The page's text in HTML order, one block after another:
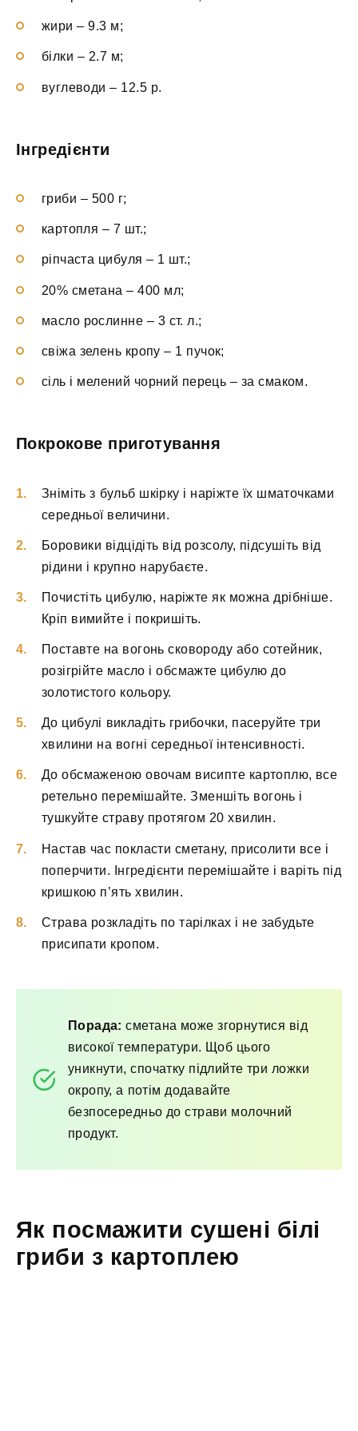
жири – 9.3 м;
білки – 2.7 м;
вуглеводи – 12.5 р.
Інгредієнти
гриби – 500 г;
картопля – 7 шт.;
ріпчаста цибуля – 1 шт.;
20% сметана – 400 мл;
масло рослинне – 3 ст. л.;
свіжа зелень кропу – 1 пучок;
сіль і мелений чорний перець – за смаком.
Покрокове приготування
Зніміть з бульб шкірку і наріжте їх шматочками
середньої величини.
Боровики відцідіть від розсолу, підсушіть від
рідини і крупно нарубаєте.
Почистіть цибулю, наріжте як можна дрібніше.
Кріп вимийте і покришіть.
Поставте на вогонь сковороду або сотейник,
розігрійте масло і обсмажте цибулю до
золотистого кольору.
До цибулі викладіть грибочки, пасеруйте три
хвилини на вогні середньої інтенсивності.
До обсмаженою овочам висипте картоплю, все
ретельно перемішайте. Зменшіть вогонь і
тушкуйте страву протягом 20 хвилин.
Настав час покласти сметану, присолити все і
поперчити. Інгредієнти перемішайте і варіть під
кришкою п’ять хвилин.
Страва розкладіть по тарілках і не забудьте
присипати кропом.
Порада: сметана може згорнутися від
високої температури. Щоб цього
уникнути, спочатку підлийте три ложки
окропу, а потім додавайте
безпосередньо до страви молочний
продукт.
Як посмажити сушені білі
гриби з картоплею